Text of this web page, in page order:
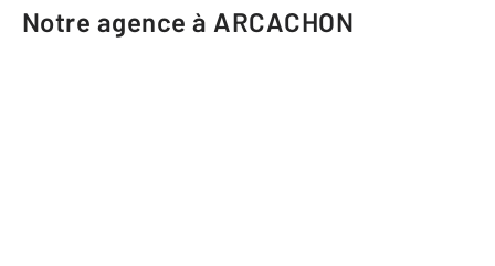
Notre agence à ARCACHON